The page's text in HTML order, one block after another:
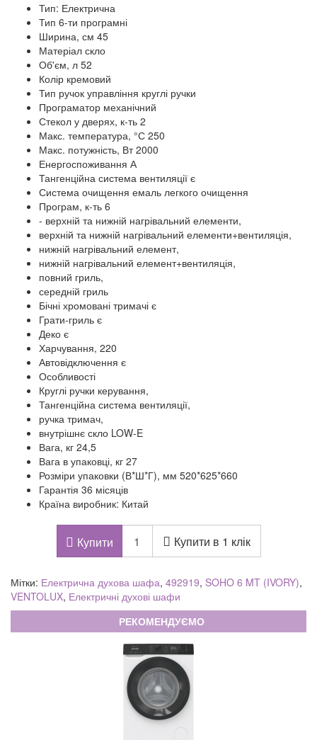
Тип: Електрична
Тип 6-ти програмні
Ширина, см 45
Матеріал скло
Об'єм, л 52
Колір кремовий
Тип ручок управління круглі ручки
Програматор механічний
Стекол у дверях, к-ть 2
Макс. температура, °С 250
Макс. потужність, Вт 2000
Енергоспоживання А
Тангенційна система вентиляції є
Система очищення емаль легкого очищення
Програм, к-ть 6
- верхній та нижній нагрівальний елементи,
верхній та нижній нагрівальний елементи+вентиляція,
нижній нагрівальний елемент,
нижній нагрівальний елемент+вентиляція,
повний гриль,
середній гриль
Бічні хромовані тримачі є
Грати-гриль є
Деко є
Харчування, 220
Автовідключення є
Особливості
Круглі ручки керування,
Тангенційна система вентиляції,
ручка тримач,
внутрішнє скло LOW-E
Вага, кг 24,5
Вага в упаковці, кг 27
Розміри упаковки (В*Ш*Г), мм 520*625*660
Гарантія 36 місяців
Країна виробник: Китай
Купити Купити в 1 клік
Мітки: Електрична духова шафа, 492919, SOHO 6 MT (IVORY),
VENTOLUX, Електричні духові шафи
РЕКОМЕНДУЄМО